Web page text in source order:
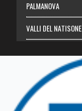
PALMANOVA
VALLI DEL NATISONE
TRICESIMO
TARCENTO